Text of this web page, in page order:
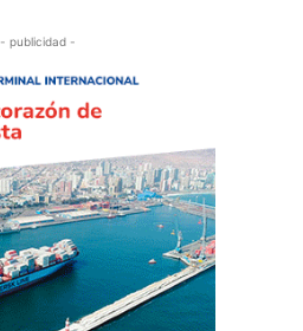
- publicidad -